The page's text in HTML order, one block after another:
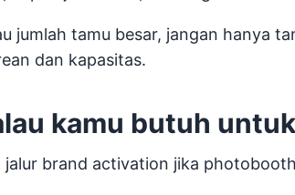
jumlah tamu besar, jangan hanya
dan kapasitas.
kamu butuh
jalur brand activation jika